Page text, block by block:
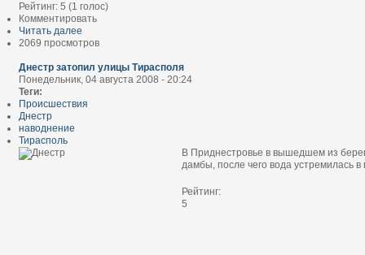
Рейтинг: 5 (1 голос)
Комментировать
Читать далее
2069 просмотров
Днестр затопил улицы Тирасполя
Понедельник, 04 августа 2008 - 20:24
Теги:
Происшествия
Днестр
наводнение
Тирасполь
В Приднестровье в вышедшем из
дамбы, после чего вода устремилась в
Рейтинг:
5